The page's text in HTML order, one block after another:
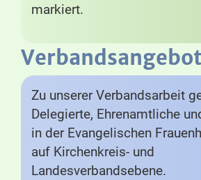
markiert.
Zu unserer Verbandsarbeit
Delegierte, Ehrenamtliche
in der Evangelischen
auf Kirchenkreis- und
Landesverbandsebene.